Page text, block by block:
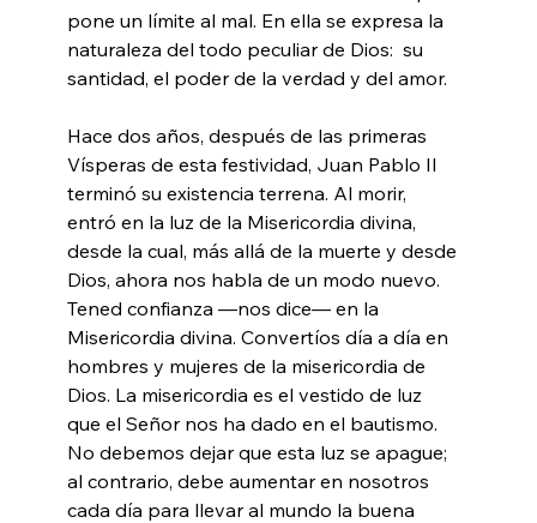
pone un límite al mal. En ella se expresa la
naturaleza del todo peculiar de Dios:  su
santidad, el poder de la verdad y del amor.
Hace dos años, después de las primeras
Vísperas de esta festividad, Juan Pablo II
terminó su existencia terrena. Al morir,
entró en la luz de la Misericordia divina,
desde la cual, más allá de la muerte y desde
Dios, ahora nos habla de un modo nuevo.
Tened confianza —nos dice— en la
Misericordia divina. Convertíos día a día en
hombres y mujeres de la misericordia de
Dios. La misericordia es el vestido de luz
que el Señor nos ha dado en el bautismo.
No debemos dejar que esta luz se apague;
al contrario, debe aumentar en nosotros
cada día para llevar al mundo la buena